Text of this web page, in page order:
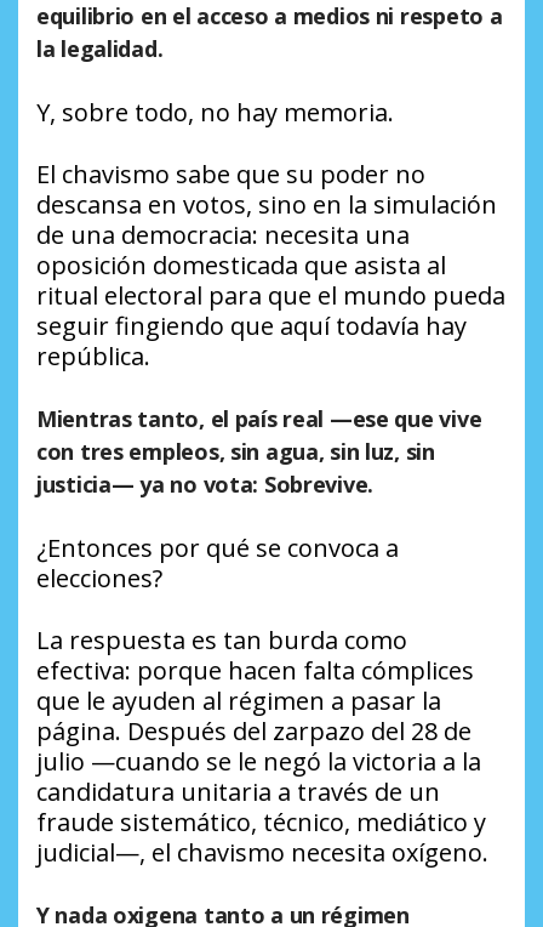
equilibrio en el acceso a medios ni respeto a
la legalidad.
Y, sobre todo, no hay memoria.
El chavismo sabe que su poder no
descansa en votos, sino en la simulación
de una democracia: necesita una
oposición domesticada que asista al
ritual electoral para que el mundo pueda
seguir fingiendo que aquí todavía hay
república.
Mientras tanto, el país real —ese que vive
con tres empleos, sin agua, sin luz, sin
justicia— ya no vota: Sobrevive.
¿Entonces por qué se convoca a
elecciones?
La respuesta es tan burda como
efectiva: porque hacen falta cómplices
que le ayuden al régimen a pasar la
página. Después del zarpazo del 28 de
julio —cuando se le negó la victoria a la
candidatura unitaria a través de un
fraude sistemático, técnico, mediático y
judicial—, el chavismo necesita oxígeno.
Y nada oxigena tanto a un régimen